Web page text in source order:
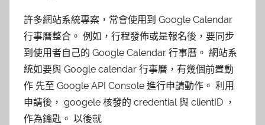
許多網站系統專案，常會使用到 Google Calendar
行事曆整合。 例如，行程發佈或是報名後，要同步
到使用者自己的 Google Calendar 行事曆。 網站系
統如要與 Google calendar 行事曆，有幾個前置動
作 先至 Google API Console 進行申請動作。 利用
申請後， googele 核發的 credential 與 clientID ，
作為鑰匙。 以後就